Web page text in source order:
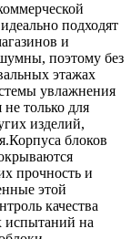
подходят
и
поэтому без
этажах
увлажнения
только для
изделий,
блоков
прочность и
этой
качества
испытаний на